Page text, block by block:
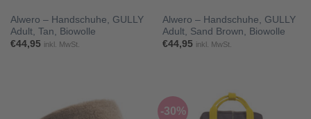
Alwero – Handschuhe, GULLY
Adult, Tan, Biowolle
€44,95 inkl. MwSt.
Alwero – Handschuhe, GULLY
Adult, Sand Brown, Biowolle
€44,95 inkl. MwSt.
-30%